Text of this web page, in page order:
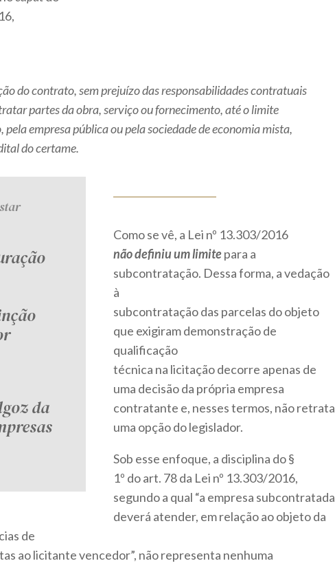
do contrato, sem prejuízo das responsabilidades contratuais
partes da obra, serviço ou fornecimento, até o limite
pela empresa pública ou pela sociedade de economia mista,
do certame.
da
Como se vê, a Lei nº 13.303/2016
não definiu um limitepara a
subcontratação. Dessa forma, a vedação
à
subcontratação das parcelas do objeto
que exigiram demonstração de
qualificação
técnica na licitação decorre apenas de
uma decisão da própria empresa
contratante e, nesses termos, não retrata
uma opção do legislador.
Sob esse enfoque, a disciplina do §
1º do art. 78 da Lei nº 13.303/2016,
segundo a qual “a empresa subcontratada
deverá atender, em relação ao objeto da
de
ao licitante vencedor”, não representa nenhuma